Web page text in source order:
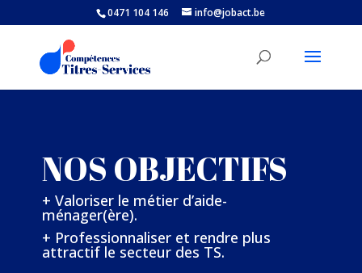
0471 104 146 info@jobact.be
NOS OBJECTIFS
+ Valoriser le métier d’aide-
ménager(ère).
+ Professionnaliser et rendre plus
attractif le secteur des TS.